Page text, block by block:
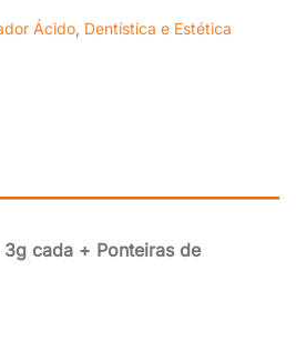
Ácido Dentística e Estética
cada + Ponteiras de